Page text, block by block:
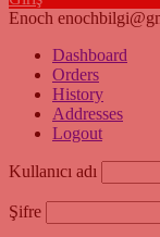
Enoch
Dashboard
Orders
History
Addresses
Logout
Kullanıcı adı
Şifre